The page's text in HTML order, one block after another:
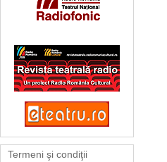
Termeni şi condiţii